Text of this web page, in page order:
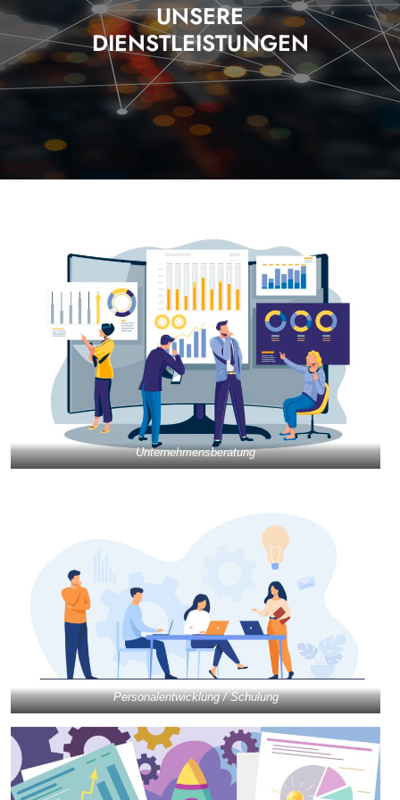
UNSERE
DIENSTLEISTUNGEN
Unternehmensberatung
Personalentwicklung / Schulung